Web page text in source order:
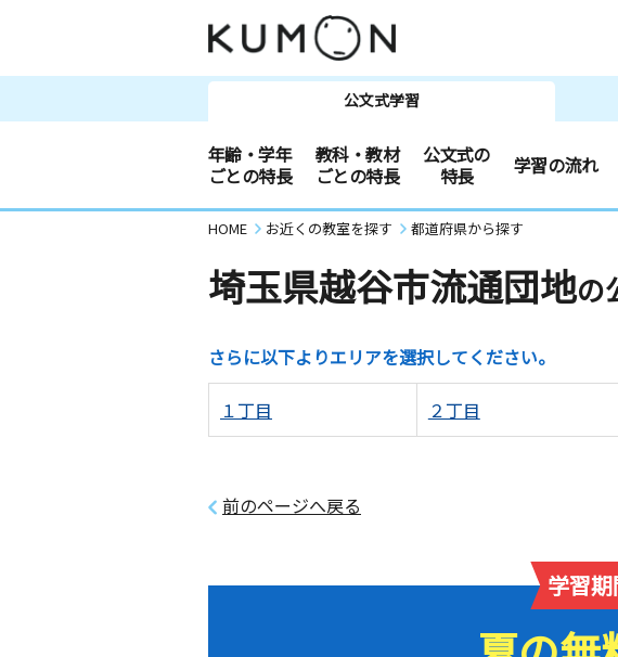
公文式学習
年齢・学年
ごとの特長
教科・教材
ごとの特長
公文式の
特長
学習の流れ
HOME お近くの教室を探す 都道府県から探す
埼玉県越谷市流通団地の
さらに以下よりエリアを選択してください。
１丁目 ２丁目
前のページへ戻る
学習